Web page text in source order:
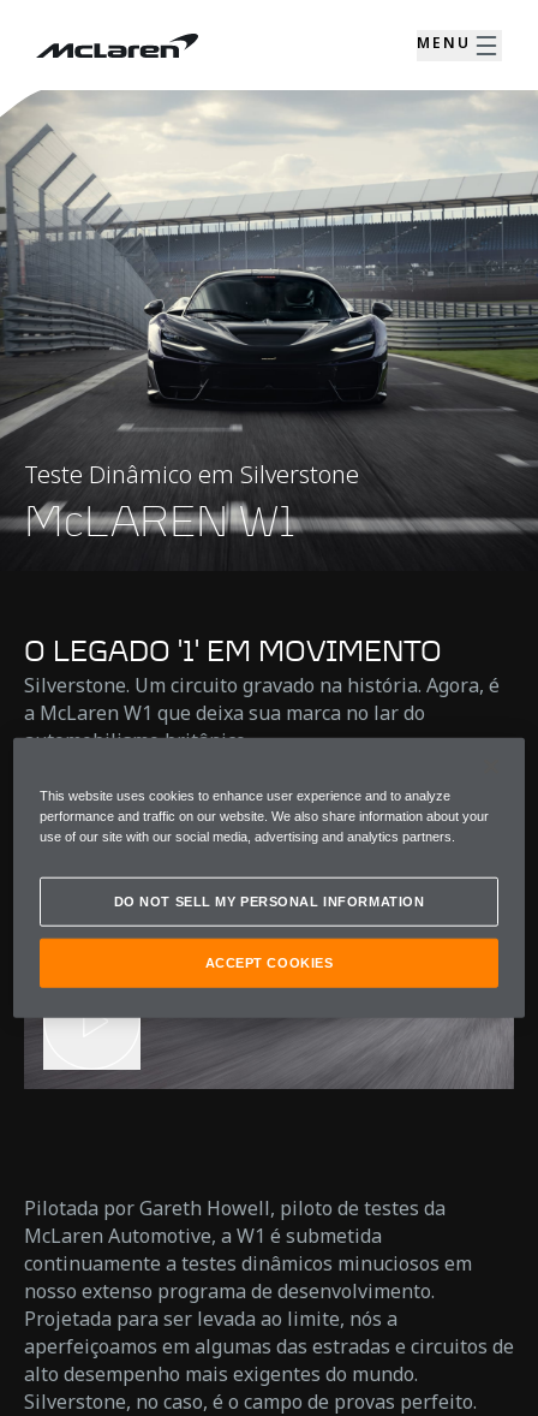
MENU
Teste Dinâmico em Silverstone
McLAREN W1
O LEGADO '1' EM MOVIMENTO
Silverstone. Um circuito gravado na história. Agora, é
a McLaren W1 que deixa sua marca no lar do
automobilismo britânico.
Pilotada por Gareth Howell, piloto de testes da
McLaren Automotive, a W1 é submetida
continuamente a testes dinâmicos minuciosos em
nosso extenso programa de desenvolvimento.
Projetada para ser levada ao limite, nós a
aperfeiçoamos em algumas das estradas e circuitos de
alto desempenho mais exigentes do mundo.
Silverstone, no caso, é o campo de provas perfeito.
This website uses cookies to enhance user experience and to analyze
performance and traffic on our website. We also share information about your
use of our site with our social media, advertising and analytics partners.
DO NOT SELL MY PERSONAL INFORMATION
ACCEPT COOKIES